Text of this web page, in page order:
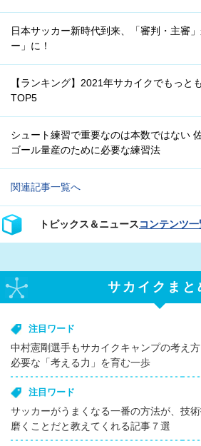
日本サッカー新時代到来、「審判・主審
ー」に！
【ランキング】2021年サカイクでもっと
TOP5
シュート練習で重要なのは本数ではない
ゴール量産のために必要な練習法
関連記事一覧へ
トピックス＆ニュースコンテンツ一
サカイクまと
注目ワード
中村憲剛選手もサカイクキャンプの考え
必要な「考える力」を育む一歩
注目ワード
サッカーがうまくなる一番の方法が、技
磨くことだと教えてくれる記事７選